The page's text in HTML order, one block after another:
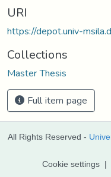
URI
https://depot.univ-
Collections
Master Thesis
Full item page
All Rights Reserved -
Cookie settings |